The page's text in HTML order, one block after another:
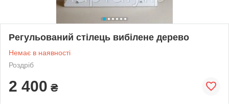
Регульований стілець вибілене дерево
Немає в наявності
Роздріб
2 400 ₴